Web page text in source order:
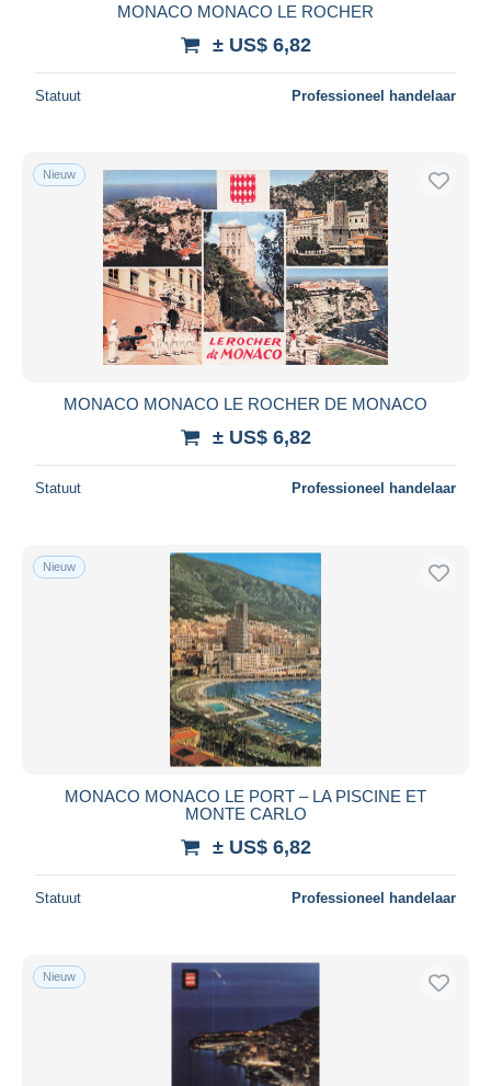
MONACO MONACO LE ROCHER
± US$ 6,82
Statuut Professioneel handelaar
Nieuw
MONACO MONACO LE ROCHER DE MONACO
± US$ 6,82
Statuut Professioneel handelaar
Nieuw
MONACO MONACO LE PORT – LA PISCINE ET
MONTE CARLO
± US$ 6,82
Statuut Professioneel handelaar
Nieuw